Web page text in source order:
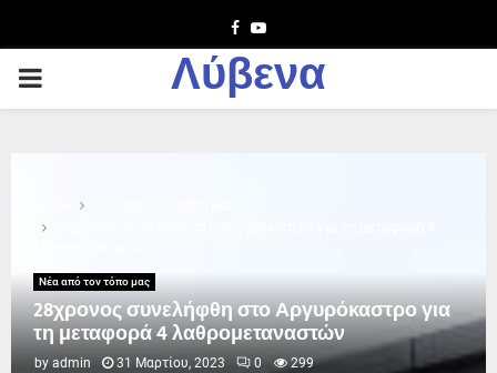
Facebook
Youtube
PRIMARY
Λύβενα
Νέα από τον τόπο μας
28χρονος συνελήφθη στο Αργυρόκαστρο για
τη μεταφορά 4 λαθρομεταναστών
by admin 31 Μαρτίου, 2023 0 299